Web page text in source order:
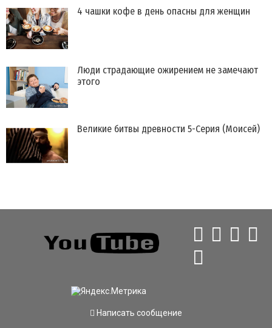
4 чашки кофе в день опасны для женщин
​Люди страдающие ожирением не замечают
этого
Великие битвы древности 5-Серия (Моисей)
Написать сообщение